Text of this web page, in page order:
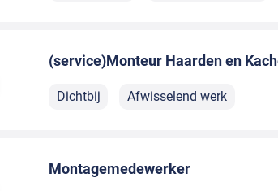
(service)Monteur Haarden en
Dichtbij Afwisselend werk
Montagemedewerker